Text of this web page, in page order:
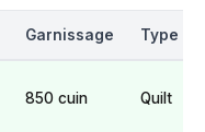
Garnissage Type
850 cuin Quilt